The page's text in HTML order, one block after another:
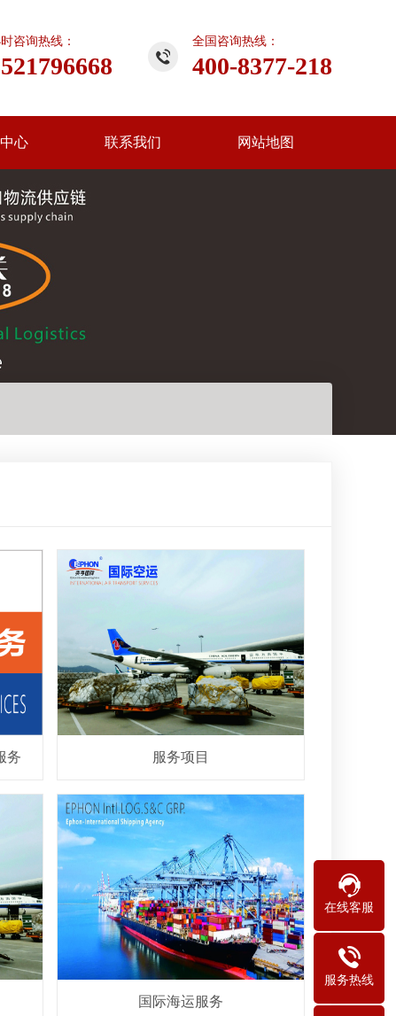
全国咨询热线：
400-8377-218
咨询热线：
心 联系我们 网站地图
务 服务项目
国际海运服务
在线客服
服务热线